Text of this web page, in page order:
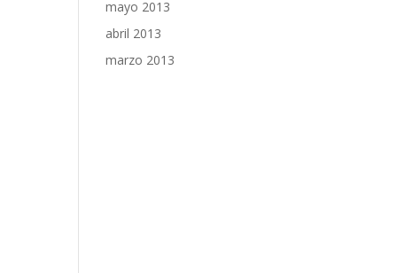
mayo 2013
abril 2013
marzo 2013